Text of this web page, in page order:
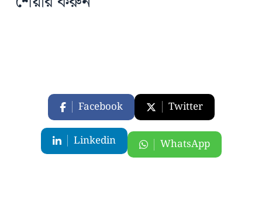
Facebook Twitter
Linkedin WhatsApp